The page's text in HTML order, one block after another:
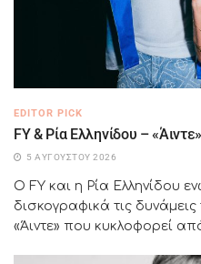
EDITOR PICK
FY & Ρία Ελληνίδου – «Άιντε»
5 ΑΥΓΟΎΣΤΟΥ 2026
Ο FY και η Ρία Ελληνίδου
δισκογραφικά τις
«Άιντε» που κυκλοφορεί